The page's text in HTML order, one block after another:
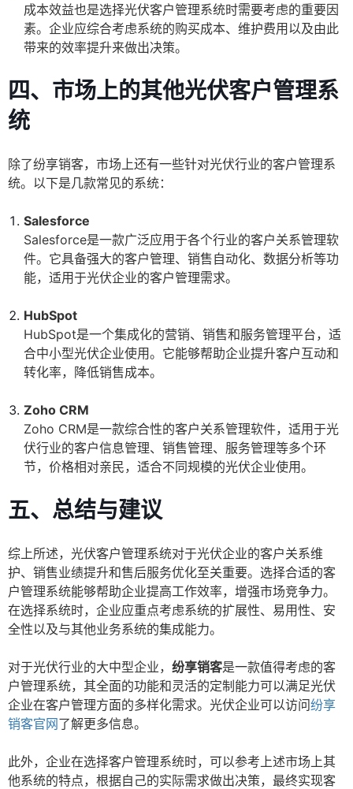
成本效益也是选择光伏客户管理系统时需要考虑的重要因
素。企业应综合考虑系统的购买成本、维护费用以及由此
带来的效率提升来做出决策。
四、市场上的其他光伏客户管理系
统
除了纷享销客，市场上还有一些针对光伏行业的客户管理系
统。以下是几款常见的系统：
Salesforce
Salesforce是一款广泛应用于各个行业的客户关系管理软
件。它具备强大的客户管理、销售自动化、数据分析等功
能，适用于光伏企业的客户管理需求。
HubSpot
HubSpot是一个集成化的营销、销售和服务管理平台，适
合中小型光伏企业使用。它能够帮助企业提升客户互动和
转化率，降低销售成本。
Zoho CRM
Zoho CRM是一款综合性的客户关系管理软件，适用于光
伏行业的客户信息管理、销售管理、服务管理等多个环
节，价格相对亲民，适合不同规模的光伏企业使用。
五、总结与建议
综上所述，光伏客户管理系统对于光伏企业的客户关系维
护、销售业绩提升和售后服务优化至关重要。选择合适的客
户管理系统能够帮助企业提高工作效率，增强市场竞争力。
在选择系统时，企业应重点考虑系统的扩展性、易用性、安
全性以及与其他业务系统的集成能力。
对于光伏行业的大中型企业， 纷享销客是一款值得考虑的客
户管理系统，其全面的功能和灵活的定制能力可以满足光伏
企业在客户管理方面的多样化需求。光伏企业可以访问纷享
销客官网了解更多信息。
此外，企业在选择客户管理系统时，可以参考上述市场上其
他系统的特点，根据自己的实际需求做出决策，最终实现客